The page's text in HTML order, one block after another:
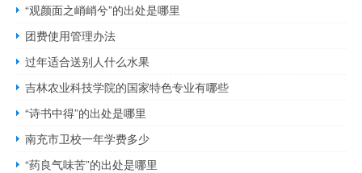
“观颜面之峭峭兮”的出处是哪里
团费使用管理办法
过年适合送别人什么水果
吉林农业科技学院的国家特色专业有哪些
“诗书中得”的出处是哪里
南充市卫校一年学费多少
“药良气味苦”的出处是哪里